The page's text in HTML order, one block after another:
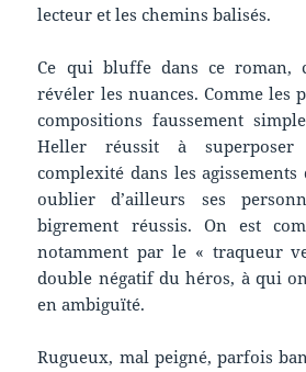
lecteur et les chemins balisés.
Ce qui bluffe dans ce roman,
révéler les nuances. Comme les
compositions faussement
Heller réussit à
complexité dans les agissements
oublier d’ailleurs ses
bigrement réussis. On est
notamment par le « traqueur
double négatif du héros, à qui
en ambiguïté.
Rugueux, mal peigné, parfois